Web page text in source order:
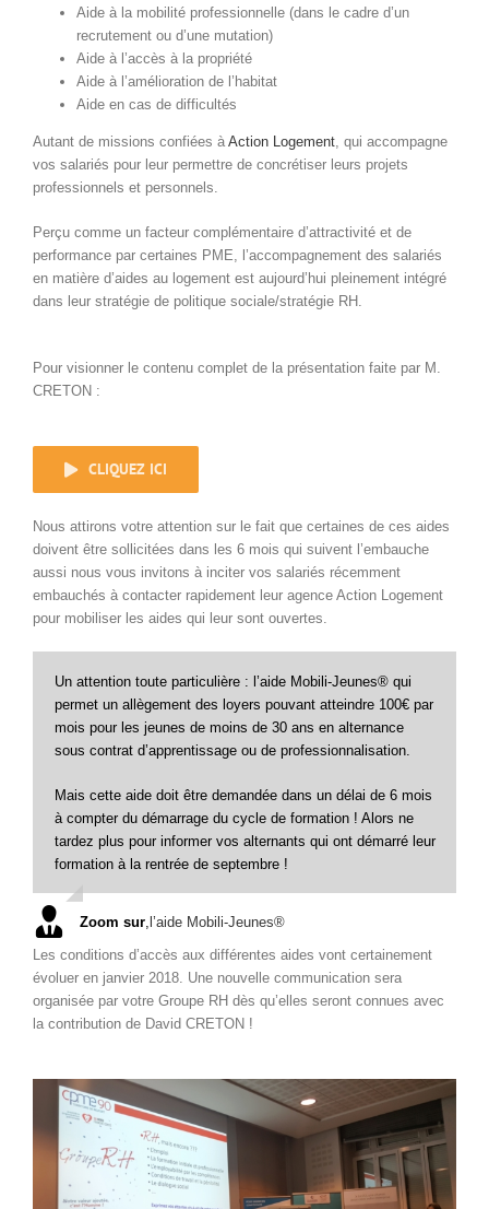
Aide à la mobilité professionnelle (dans le cadre d’un
recrutement ou d’une mutation)
Aide à l’accès à la propriété
Aide à l’amélioration de l’habitat
Aide en cas de difficultés
Autant de missions confiées àAction Logement, qui accompagne
vos salariés pour leur permettre de concrétiser leurs projets
professionnels et personnels.
Perçu comme un facteur complémentaire d’attractivité et de
performance par certaines PME, l’accompagnement des salariés
en matière d’aides au logement est aujourd’hui pleinement intégré
dans leur stratégie de politique sociale/stratégie RH.
Pour visionner le contenu complet de la présentation faite par M.
CRETON :
CLIQUEZ ICI
Nous attirons votre attention sur le fait que certaines de ces aides
doivent être sollicitées dans les 6 mois qui suivent l’embauche
aussi nous vous invitons à inciter vos salariés récemment
embauchés à contacter rapidement leur agence Action Logement
pour mobiliser les aides qui leur sont ouvertes.
Un attention toute particulière : l’aide Mobili-Jeunes® qui
permet un allègement des loyers pouvant atteindre 100€ par
mois pour les jeunes de moins de 30 ans en alternance
sous contrat d’apprentissage ou de professionnalisation.
Mais cette aide doit être demandée dans un délai de 6 mois
à compter du démarrage du cycle de formation ! Alors ne
tardez plus pour informer vos alternants qui ont démarré leur
formation à la rentrée de septembre !
Zoom sur l’aide Mobili-Jeunes®
Les conditions d’accès aux différentes aides vont certainement
évoluer en janvier 2018. Une nouvelle communication sera
organisée par votre Groupe RH dès qu’elles seront connues avec
la contribution de David CRETON !